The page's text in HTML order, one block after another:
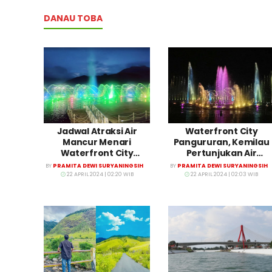
DANAU TOBA
Jadwal Atraksi Air
Mancur Menari
Waterfront City
Pangururan
BY PRAMITA DEWI SURYANINGSIH
22 APRIL 2024 | 02:20 WIB
Waterfront City
Pangururan, Kemilau
Pertunjukan Air
Mancur di Danau Toba
BY PRAMITA DEWI SURYANINGSIH
22 APRIL 2024 | 02:03 WIB